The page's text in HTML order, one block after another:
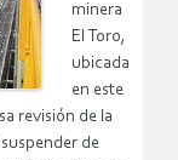
minera
El Toro,
ubicada
en este
revisión de la
de